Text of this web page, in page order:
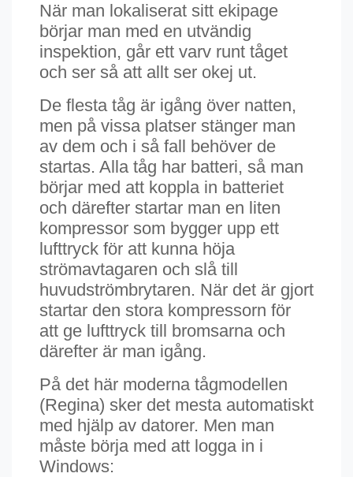
När man lokaliserat sitt ekipage
börjar man med en utvändig
inspektion, går ett varv runt tåget
och ser så att allt ser okej ut.
De flesta tåg är igång över natten,
men på vissa platser stänger man
av dem och i så fall behöver de
startas. Alla tåg har batteri, så man
börjar med att koppla in batteriet
och därefter startar man en liten
kompressor som bygger upp ett
lufttryck för att kunna höja
strömavtagaren och slå till
huvudströmbrytaren. När det är gjort
startar den stora kompressorn för
att ge lufttryck till bromsarna och
därefter är man igång.
På det här moderna tågmodellen
(Regina) sker det mesta automatiskt
med hjälp av datorer. Men man
måste börja med att logga in i
Windows: